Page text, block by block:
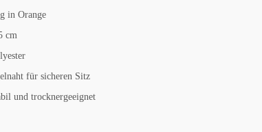
in Orange
cm
für sicheren Sitz
und trocknergeeignet